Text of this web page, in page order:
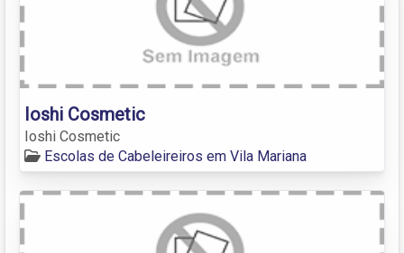
Ioshi Cosmetic
Ioshi Cosmetic
Escolas de Cabeleireiros em Vila Mariana